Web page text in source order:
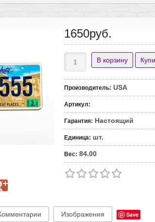
1650руб.
Производитель: USA
Артикул:
Гарантия: Настоящий
Единица: шт.
Вес: 84.00
Изображения Save